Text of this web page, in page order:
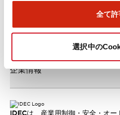
全て許
選択中の
サポート
企業情報
IDECは、産業用制御・安全・オ